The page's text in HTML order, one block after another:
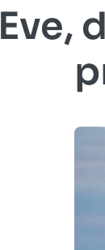
Eve,